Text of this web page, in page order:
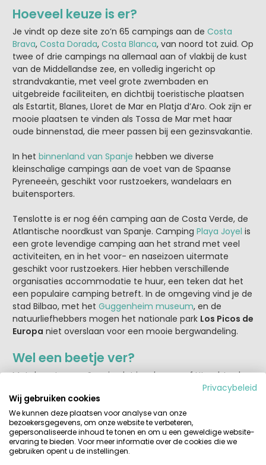
Hoeveel keuze is er?
Je vindt op deze site zo’n 65 campings aan de Costa
Brava, Costa Dorada, Costa Blanca, van noord tot zuid. Op
twee of drie campings na allemaal aan of vlakbij de kust
van de Middellandse zee, en volledig ingericht op
strandvakantie, met veel grote zwembaden en
uitgebreide faciliteiten, en dichtbij toeristische plaatsen
als Estartit, Blanes, Lloret de Mar en Platja d’Aro. Ook zijn er
mooie plaatsen te vinden als Tossa de Mar met haar
oude binnenstad, die meer passen bij een gezinsvakantie.
In het binnenland van Spanje hebben we diverse
kleinschalige campings aan de voet van de Spaanse
Pyreneeën, geschikt voor rustzoekers, wandelaars en
buitensporters.
Tenslotte is er nog één camping aan de Costa Verde, de
Atlantische noordkust van Spanje. Camping Playa Joyel is
een grote levendige camping aan het strand met veel
activiteiten, en in het voor- en naseizoen uitermate
geschikt voor rustzoekers. Hier hebben verschillende
organisaties accommodatie te huur, een teken dat het
een populaire camping betreft. In de omgeving vind je de
stad Bilbao, met het Guggenheim museum, en de
natuurliefhebbers mogen het nationale park Los Picos de
Europa niet overslaan voor een mooie bergwandeling.
Wel een beetje ver?
Met de auto naar Spanje, dat is zeker vanaf Utrecht zeker
net over de
Franse grens, en voor de die-hards ligt de
op 2000 km. Die afstanden leg je ook af naar Kroatië. Je
bent aan tol zo’n €90 kwijt.
Wij hebben op weg naar Spanje altijd een overnachting
Privacybeleid
Wij gebruiken cookies
We kunnen deze plaatsen voor analyse van onze
bezoekersgegevens, om onze website te verbeteren,
gepersonaliseerde inhoud te tonen en om u een geweldige website-
ervaring te bieden. Voor meer informatie over de cookies die we
gebruiken opent u de instellingen.